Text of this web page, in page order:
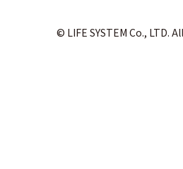
© LIFE SYSTEM Co., LTD.